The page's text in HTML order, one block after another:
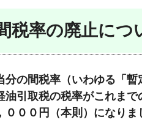
税率の廃止につ
分の間税率（いわゆる「
油引取税の税率がこれま
０００円（本則）になりま